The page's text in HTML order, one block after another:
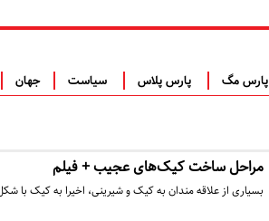
پارس مگ پارس پلاس سیاست جهان
مراحل ساخت کیک‌های عجیب + فیلم
بسیاری از علاقه مندان به کیک و شیرینی، اخیرا به کیک با